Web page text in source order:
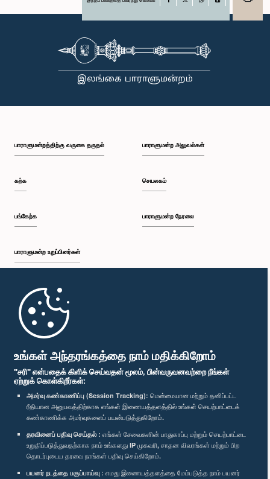
உங்கள் அந்தரங்கத்தை நாம் மதிக்கிறோம்
"சரி" என்பதைக் கிளிக் செய்வதன் மூலம், பின்வருவனவற்றை நீங்கள்
ஏற்றுக் கொள்கிறீர்கள்:
அமர்வு கண்காணிப்பு (Session Tracking): மென்மையான மற்றும் தனிப்பட்ட
ரீதியான அனுபவத்திற்காக எங்கள் இணையத்தளத்தில் உங்கள் செயற்பாட்டைக்
கண்காணிக்க அமர்வுகளைப் பயன்படுத்துகிறோம்.
தரவினைப் பதிவு செய்தல் : எங்கள் சேவைகளின் பாதுகாப்பு மற்றும் செயற்பாட்டை
உறுதிப்படுத்துவதற்காக நாம் உங்களது IP முகவரி, சாதன விவரங்கள் மற்றும் பிற
தொடர்புடைய தரவை நாங்கள் பதிவு செய்கிறோம்.
பயனர் நடத்தை பகுப்பாய்வு : எமது இணையத்தளத்தை மேம்படுத்த நாம் பயனர்
பாராளுமன்றத்திற்கு வருகை தருதல்
கற்க
பங்கேற்க
பாராளுமன்ற உறுப்பினர்கள்
முதற்பக்கம்
பாராளுமன்ற அலுவல்கள்
செயலகம்
பாராளுமன்ற நேரலை
பாராளுமன்ற கையடக்க செயலி
எம்மை பின்தொடர்க :
விருதுகள்